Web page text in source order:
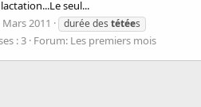
seul...
Mars 2011 durée des tétées
: 3 Forum: Les premiers mois